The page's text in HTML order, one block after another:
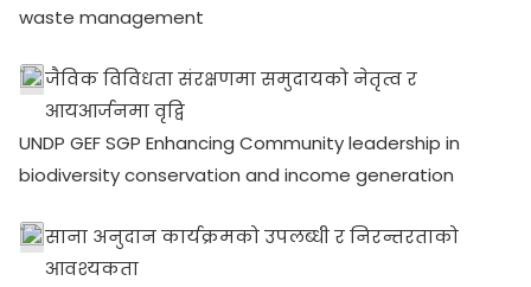
waste management
जैविक विविधता संरक्षणमा समुदायको नेतृत्व र
आयआर्जनमा वृद्वि
UNDP GEF SGP Enhancing Community leadership in
biodiversity conservation and income generation
साना अनुदान कार्यक्रमको उपलब्धी र निरन्तरताको
आवश्यकता